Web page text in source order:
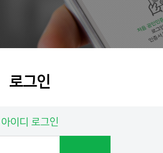
로그인
아이디 로그인